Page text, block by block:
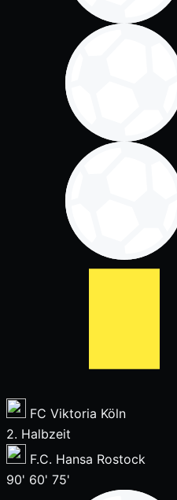
FC Viktoria Köln
2. Halbzeit
F.C. Hansa Rostock
90' 60' 75'